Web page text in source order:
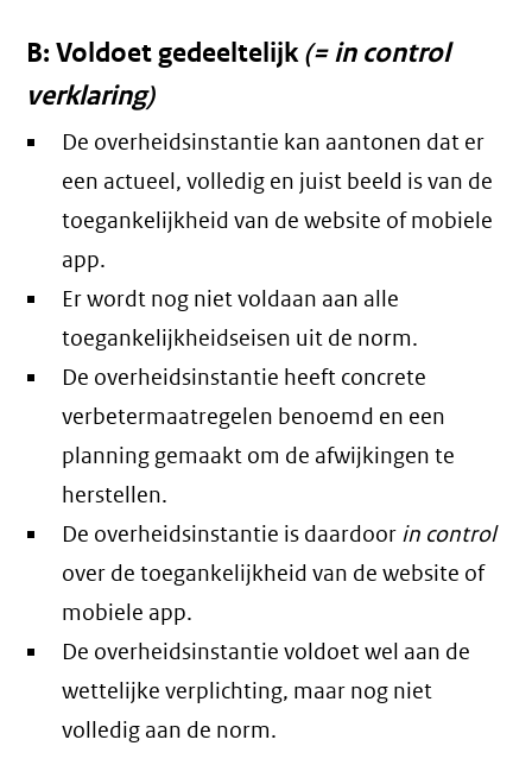
B: Voldoet gedeeltelijk(= in control
verklaring)
De overheidsinstantie kan aantonen dat er
een actueel, volledig en juist beeld is van de
toegankelijkheid van de website of mobiele
app.
Er wordt nog niet voldaan aan alle
toegankelijkheidseisen uit de norm.
De overheidsinstantie heeft concrete
verbetermaatregelen benoemd en een
planning gemaakt om de afwijkingen te
herstellen.
De overheidsinstantie is daardoor in control
over de toegankelijkheid van de website of
mobiele app.
De overheidsinstantie voldoet wel aan de
wettelijke verplichting, maar nog niet
volledig aan de norm.